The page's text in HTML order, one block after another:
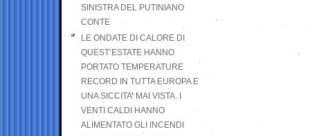
SINISTRA DEL PUTINIANO
CONTE
LE ONDATE DI CALORE DI
QUEST’ESTATE HANNO
PORTATO TEMPERATURE
RECORD IN TUTTA EUROPA E
UNA SICCITA’ MAI VISTA. I
VENTI CALDI HANNO
ALIMENTATO GLI INCENDI